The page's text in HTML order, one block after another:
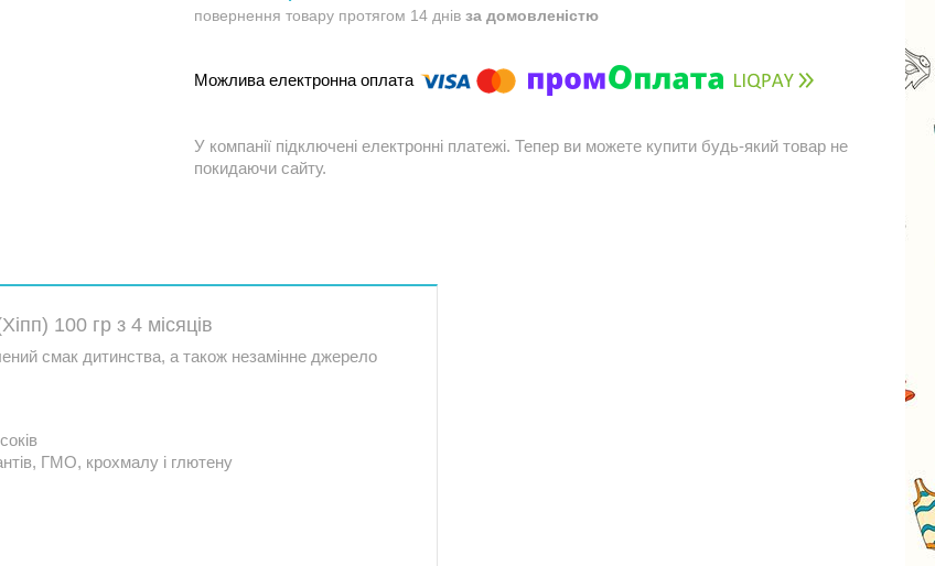
повернення товару протягом 14 днів за домовленістю
У компанії підключені електронні платежі. Тепер ви можете купити будь-який товар не
покидаючи сайту.
100 гр з 4 місяців
смак дитинства, а також незамінне джерело
ГМО, крохмалу і глютену